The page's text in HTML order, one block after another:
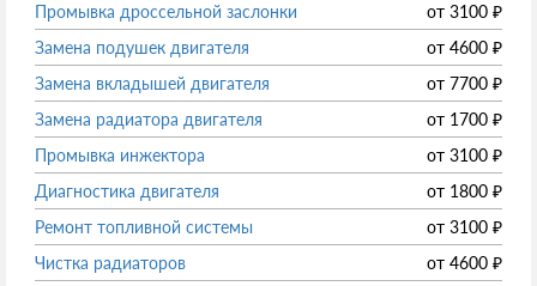
Промывка дроссельной заслонки
от 3100 ₽
Замена подушек двигателя
от 4600 ₽
Замена вкладышей двигателя
от 7700 ₽
Замена радиатора двигателя
от 1700 ₽
Промывка инжектора
от 3100 ₽
Диагностика двигателя
от 1800 ₽
Ремонт топливной системы
от 3100 ₽
Чистка радиаторов
от 4600 ₽